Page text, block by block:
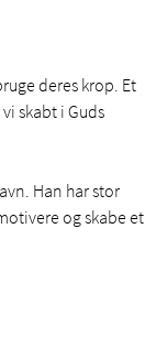
deres krop. Et
skabt i Guds
Han har stor
og skabe et